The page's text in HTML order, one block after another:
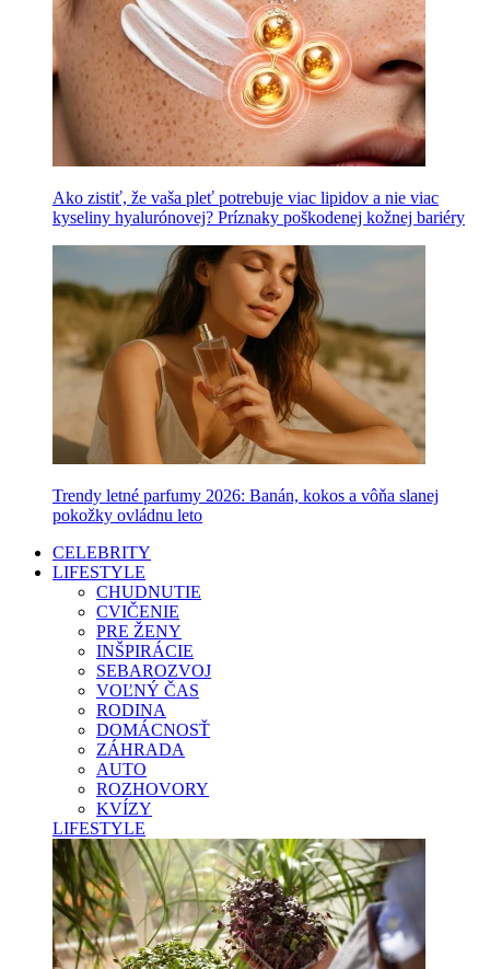
Ako zistiť, že vaša pleť potrebuje viac lipidov a nie viac
kyseliny hyalurónovej? Príznaky poškodenej kožnej bariéry
Trendy letné parfumy 2026: Banán, kokos a vôňa slanej
pokožky ovládnu leto
CELEBRITY
LIFESTYLE
CHUDNUTIE
CVIČENIE
PRE ŽENY
INŠPIRÁCIE
SEBAROZVOJ
VOĽNÝ ČAS
RODINA
DOMÁCNOSŤ
ZÁHRADA
AUTO
ROZHOVORY
KVÍZY
LIFESTYLE